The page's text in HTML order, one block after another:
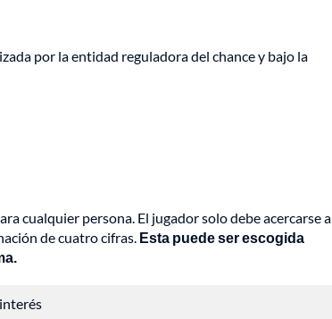
por la entidad reguladora del chance y bajo la
cualquier persona. El jugador solo debe acercarse a
de cuatro cifras. Esta puede ser escogida